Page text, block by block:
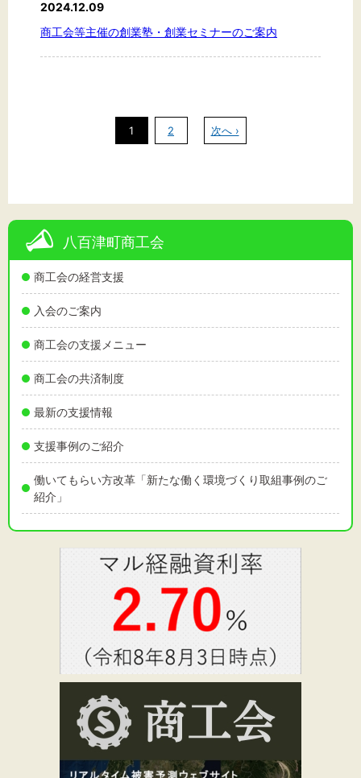
八百津町商工会
商工会の経営支援
入会のご案内
商工会の支援メニュー
商工会の共済制度
最新の支援情報
支援事例のご紹介
働いてもらい方改革「新たな働く環境づくり取組事例のご
紹介」
2024.12.09
商工会等主催の創業塾・創業セミナーのご案内
1 2 次へ ›